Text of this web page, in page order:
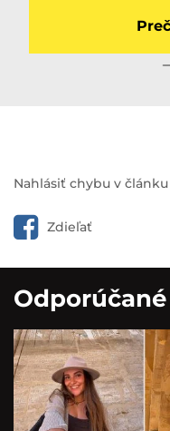
Nahlásiť chybu v článku
Zdieľať